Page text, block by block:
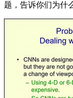
题，告诉你们为什